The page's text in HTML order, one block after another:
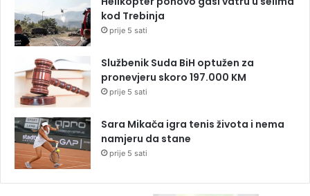
kod Trebinja
prije 5 sati
Službenik Suda BiH optužen za
pronevjeru skoro 197.000 KM
prije 5 sati
Sara Mikača igra tenis života i nema
namjeru da stane
prije 5 sati